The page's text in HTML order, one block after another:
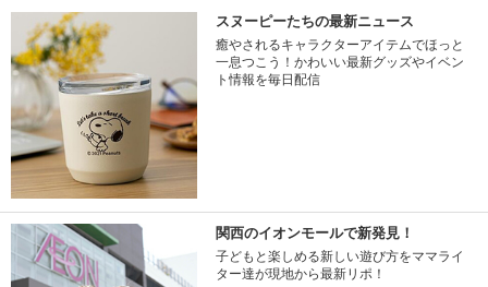
スヌーピーたちの最新ニュース
癒やされるキャラクターアイテムでほっと
一息つこう！かわいい最新グッズやイベン
ト情報を毎日配信
関西のイオンモールで新発見！
子どもと楽しめる新しい遊び方をママライ
ター達が現地から最新リポ！